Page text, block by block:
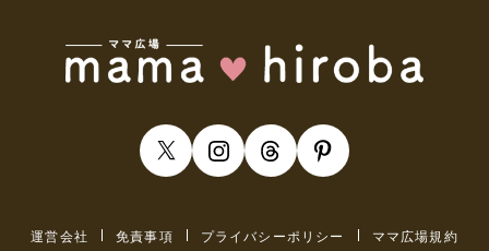
運営会社 免責事項 プライバシーポリシー
ママ広場規約